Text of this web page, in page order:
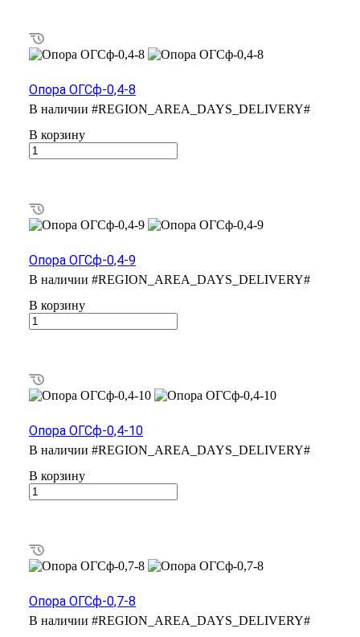
Опора ОГСф-0,4-8
В наличии #REGION_AREA_DAYS_DELIVERY#
В корзину
Опора ОГСф-0,4-9
В наличии #REGION_AREA_DAYS_DELIVERY#
В корзину
Опора ОГСф-0,4-10
В наличии #REGION_AREA_DAYS_DELIVERY#
В корзину
Опора ОГСф-0,7-8
В наличии #REGION_AREA_DAYS_DELIVERY#